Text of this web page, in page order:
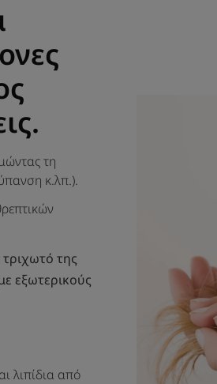
τη
κ.λπ.).
τριχωτό της
εξωτερικούς
λιπίδια από